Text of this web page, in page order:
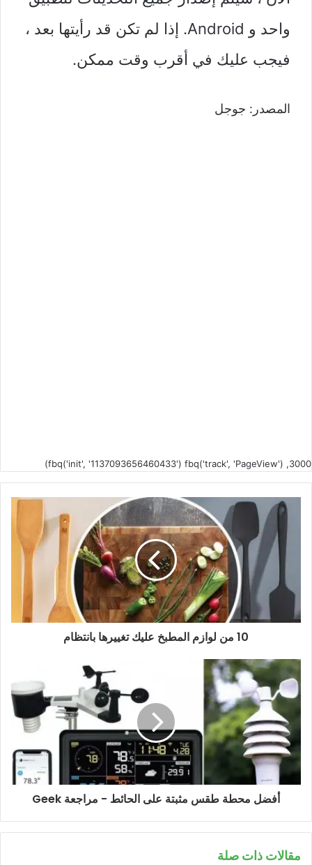
واحد و Android. إذا لم تكن قد رأيتها بعد ،
فيجب عليك في أقرب وقت ممكن.
المصدر: جوجل
fbq('init', '1137093656460433') fbq('track', 'PageView') ,3000)
10 من لوازم المطبخ عليك تغييرها بانتظام
أفضل محطة طقس مثبتة على الحائط - مراجعة Geek
مقالات ذات صلة